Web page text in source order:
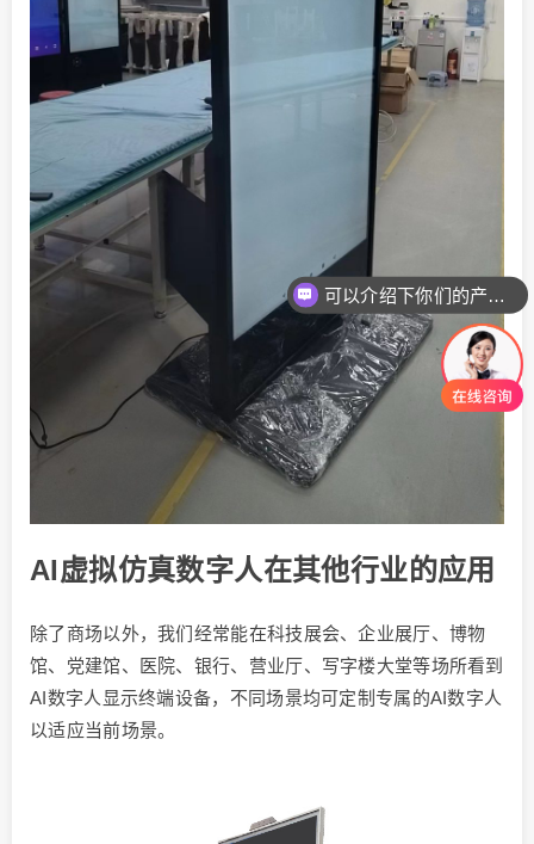
AI虚拟仿真数字人在其他行业的应用
除了商场以外，我们经常能在科技展会、企业展厅、博物
馆、党建馆、医院、银行、营业厅、写字楼大堂等场所看到
AI数字人显示终端设备，不同场景均可定制专属的AI数字人
以适应当前场景。
你们是怎么收费的呢